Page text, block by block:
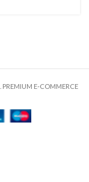
. PREMIUM E-COMMERCE